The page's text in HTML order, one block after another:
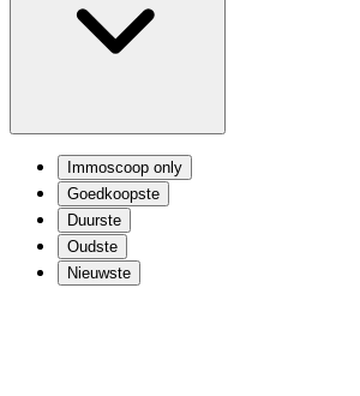
Immoscoop only
Goedkoopste
Duurste
Oudste
Nieuwste